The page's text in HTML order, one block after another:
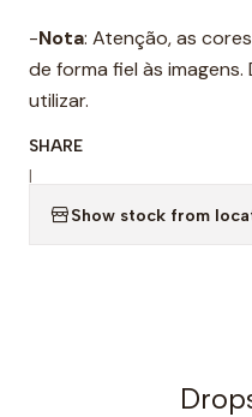
-Nota: Atenção, as
de forma fiel às
utilizar.
SHARE
|
Show stock from